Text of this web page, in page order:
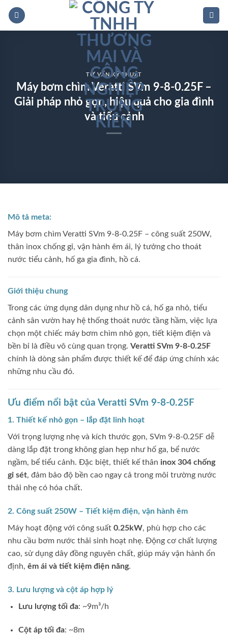
qua
nội
TƯ VẤN KỸ THUẬT
Máy bơm chìm Veratti SVm 9‑8‑0.25F –
Giải pháp nhỏ gọn, hiệu quả cho gia đình
và tiểu cảnh
Mô tả meta:
Máy bơm chìm Veratti SVm 9‑8‑0.25F – công suất 250W,
thân inox chống gỉ, vận hành êm ái, lý tưởng cho thoát
nước tiểu cảnh, hố ga gia đình, hồ cá.
Giới thiệu chung
Trong các ứng dụng dân dụng như hồ cá, hố ga nhỏ, tiểu
cảnh sân vườn hay hệ thống thoát nước tầng hầm, việc lựa
chọn một chiếc máy bơm chìm nhỏ gọn, tiết kiệm điện và
bền bỉ là điều vô cùng quan trọng. Veratti SVm 9‑8‑0.25F
chính là dòng sản phẩm được thiết kế để đáp ứng chính xác
những nhu cầu đó.
Ưu điểm nổi bật của Veratti SVm 9‑8‑0.25F
1. Thiết kế nhỏ gọn – lắp đặt linh hoạt
Với trọng lượng nhẹ và kích thước gọn, SVm 9‑8‑0.25F dễ
dàng lắp đặt trong không gian hẹp như hố ga, bể nước
ngầm, bể tiểu cảnh. Đặc biệt, thiết kế thân inox 304 chống
gỉ sét, đảm bảo độ bền cao ngay cả trong môi trường nước
thải nhẹ có hóa chất.
2. Công suất 250W – Tiết kiệm điện, vận hành êm
Máy hoạt động với công suất 0.25kW, phù hợp cho các
nhu cầu bơm nước thải sinh hoạt nhẹ. Động cơ chất lượng
cao, sử dụng dây đồng nguyên chất, giúp máy vận hành ổn
định, êm ái và tiết kiệm điện năng.
3. Lưu lượng và cột áp hợp lý
Lưu lượng tối đa: ~9m³/h
Cột áp tối đa: ~8m